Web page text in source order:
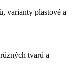
varianty plastové a
tvarů a